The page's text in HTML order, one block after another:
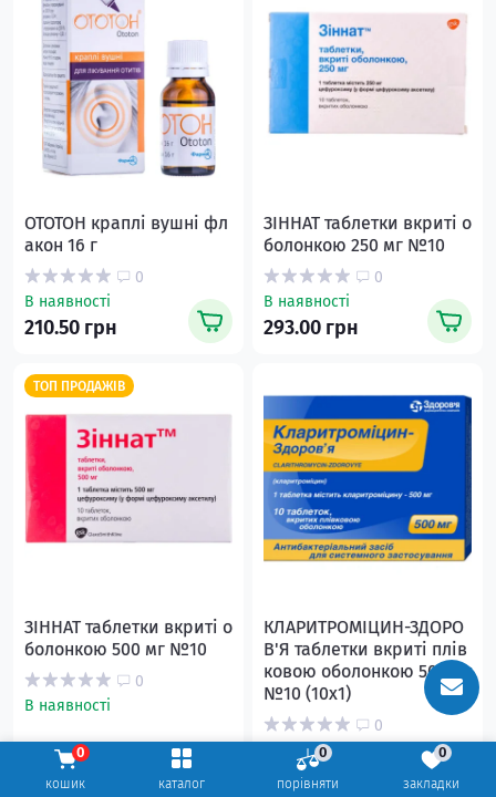
каталог порівняти
0
закладки
0
кошик
0
ОТОТОН краплі вушні фл
акон 16 г
0
В наявності
210.50 грн
ЗІННАТ таблетки вкриті о
болонкою 250 мг №10
0
В наявності
293.00 грн
ТОП ПРОДАЖІВ
ЗІННАТ таблетки вкриті о
болонкою 500 мг №10
0
В наявності
442.00 грн
КЛАРИТРОМІЦИН-ЗДОРО
В'Я таблетки вкриті плів
ковою оболонкою 500 мг
№10 (10х1)
0
В наявності
136.00 грн